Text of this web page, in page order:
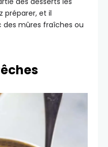
préparer, et il
mûres fraîches ou